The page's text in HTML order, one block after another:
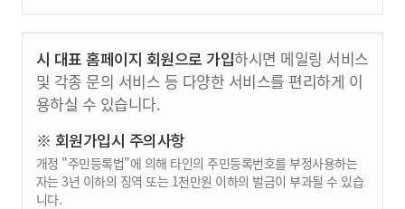
시 대표 홈페이지 회원으로 가입하시면 메일링 서비스
및 각종 문의 서비스 등 다양한 서비스를 편리하게 이
용하실 수 있습니다.
※ 회원가입시 주의사항
개정 "주민등록법"에 의해 타인의 주민등록번호를 부정사용하는
자는 3년 이하의 징역 또는 1천만원 이하의 벌금이 부과될 수 있습
니다.